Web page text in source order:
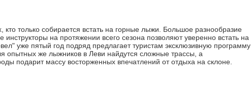
только собирается встать на горные лыжи. Большое разнообразие
инструкторы на протяжении всего сезона позволяют уверенно встать на
уже пятый год подряд предлагает туристам эксклюзивную программу
опытных же лыжников в Леви найдутся сложные трассы, а
подарит массу восторженных впечатлений от отдыха на склоне.